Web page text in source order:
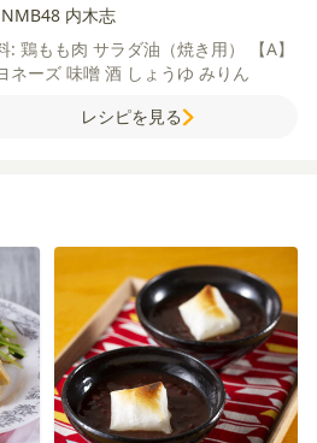
内木志
: 鶏もも肉 サラダ油（焼き用）
【A】
ネーズ 味噌 酒 しょうゆ みりん
レシピを見る